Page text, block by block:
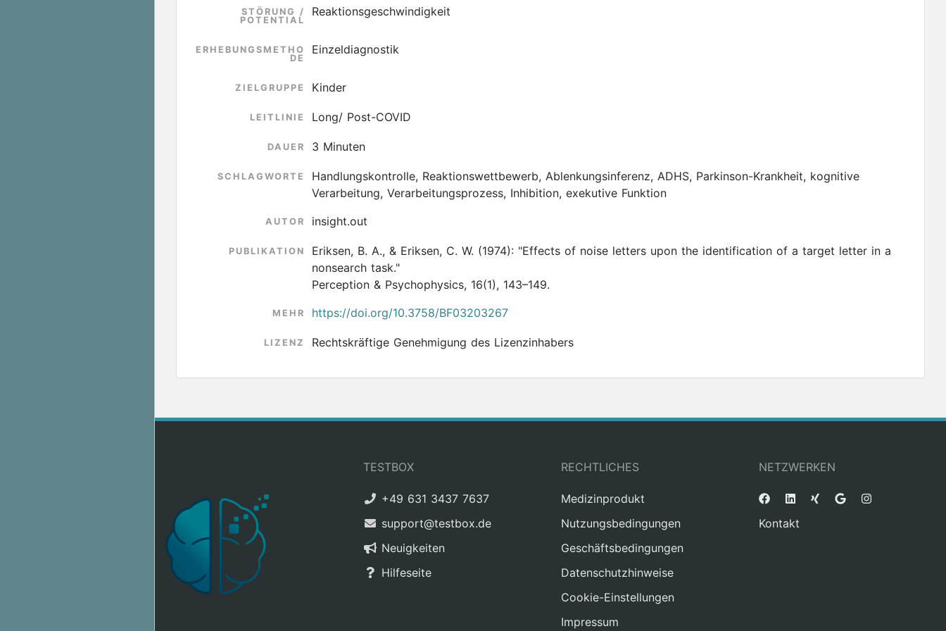
STÖRUNG /
POTENTIAL
Reaktionsgeschwindigkeit
ERHEBUNGSMETHO
DE
Einzeldiagnostik
ZIELGRUPPE Kinder
LEITLINIE Long/ Post-COVID
DAUER 3 Minuten
SCHLAGWORTE
Handlungskontrolle, Reaktionswettbewerb, Ablenkungsinferenz, ADHS, Parkinson-Krankheit, kognitive
Verarbeitung, Verarbeitungsprozess, Inhibition, exekutive Funktion
AUTOR insight.out
PUBLIKATION Eriksen, B. A., & Eriksen, C. W. (1974): "Effects of noise letters upon the identification of a target letter in a
nonsearch task."
Perception & Psychophysics, 16(1), 143–149.
MEHR https://doi.org/10.3758/BF03203267
LIZENZ Rechtskräftige Genehmigung des Lizenzinhabers
TESTBOX
+49 631 3437 7637
support@testbox.de
Neuigkeiten
Hilfeseite
RECHTLICHES
Medizinprodukt
Nutzungsbedingungen
Geschäftsbedingungen
Datenschutzhinweise
Cookie-Einstellungen
Impressum
NETZWERKEN
Kontakt